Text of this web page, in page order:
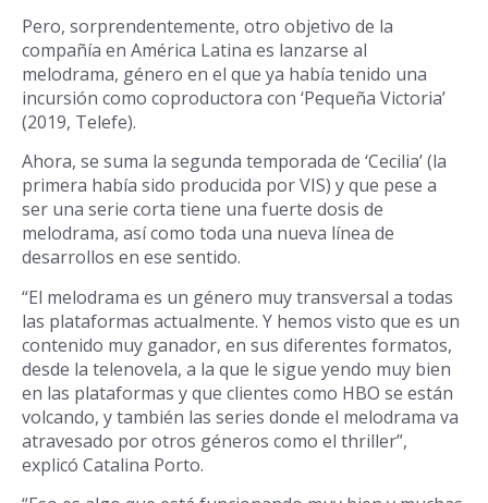
Pero, sorprendentemente, otro objetivo de la
compañía en América Latina es lanzarse al
melodrama, género en el que ya había tenido una
incursión como coproductora con ‘Pequeña Victoria’
(2019, Telefe).
Ahora, se suma la segunda temporada de ‘Cecilia’ (la
primera había sido producida por VIS) y que pese a
ser una serie corta tiene una fuerte dosis de
melodrama, así como toda una nueva línea de
desarrollos en ese sentido.
“El melodrama es un género muy transversal a todas
las plataformas actualmente. Y hemos visto que es un
contenido muy ganador, en sus diferentes formatos,
desde la telenovela, a la que le sigue yendo muy bien
en las plataformas y que clientes como HBO se están
volcando, y también las series donde el melodrama va
atravesado por otros géneros como el thriller”,
explicó Catalina Porto.